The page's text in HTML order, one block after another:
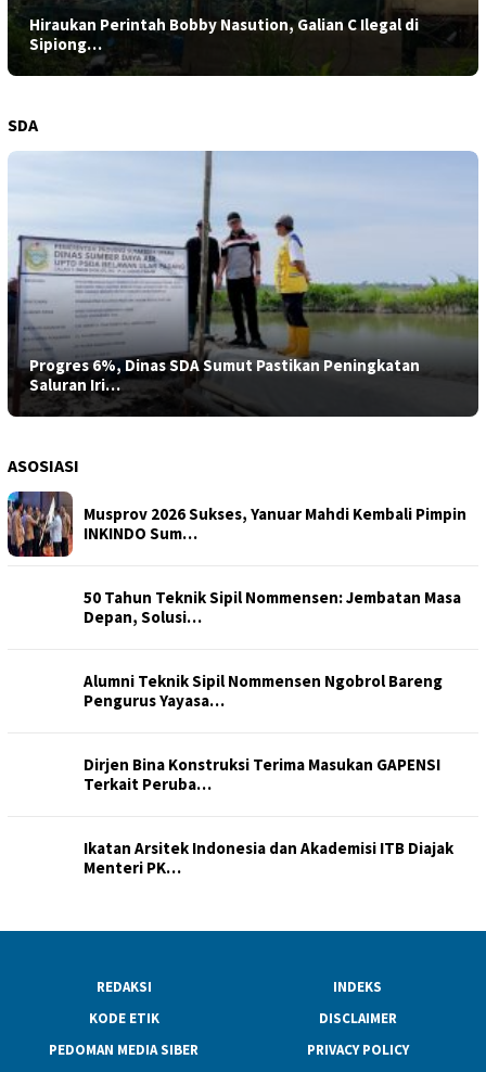
Hiraukan Perintah Bobby Nasution, Galian C Ilegal di
Sipiong…
SDA
Progres 6%, Dinas SDA Sumut Pastikan Peningkatan
Saluran Iri…
ASOSIASI
Musprov 2026 Sukses, Yanuar Mahdi Kembali Pimpin
INKINDO Sum…
50 Tahun Teknik Sipil Nommensen: Jembatan Masa
Depan, Solusi…
Alumni Teknik Sipil Nommensen Ngobrol Bareng
Pengurus Yayasa…
Dirjen Bina Konstruksi Terima Masukan GAPENSI
Terkait Peruba…
Ikatan Arsitek Indonesia dan Akademisi ITB Diajak
Menteri PK…
REDAKSI
INDEKS
KODE ETIK
DISCLAIMER
PEDOMAN MEDIA SIBER
PRIVACY POLICY